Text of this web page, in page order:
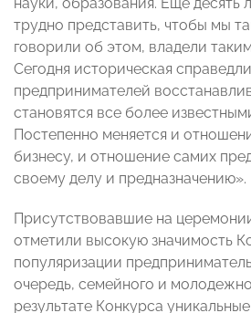
трудно представить, чтобы мы
говорили об этом, владели
Сегодня историческая
предпринимателей
становятся все более
Постепенно меняется и
бизнесу, и отношение самих
своему делу и предназначению».
Присутствовавшие на
отметили высокую значимость
популяризации
очередь, семейного и
результате Конкурса